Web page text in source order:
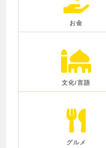
お金
文化/言語
グルメ